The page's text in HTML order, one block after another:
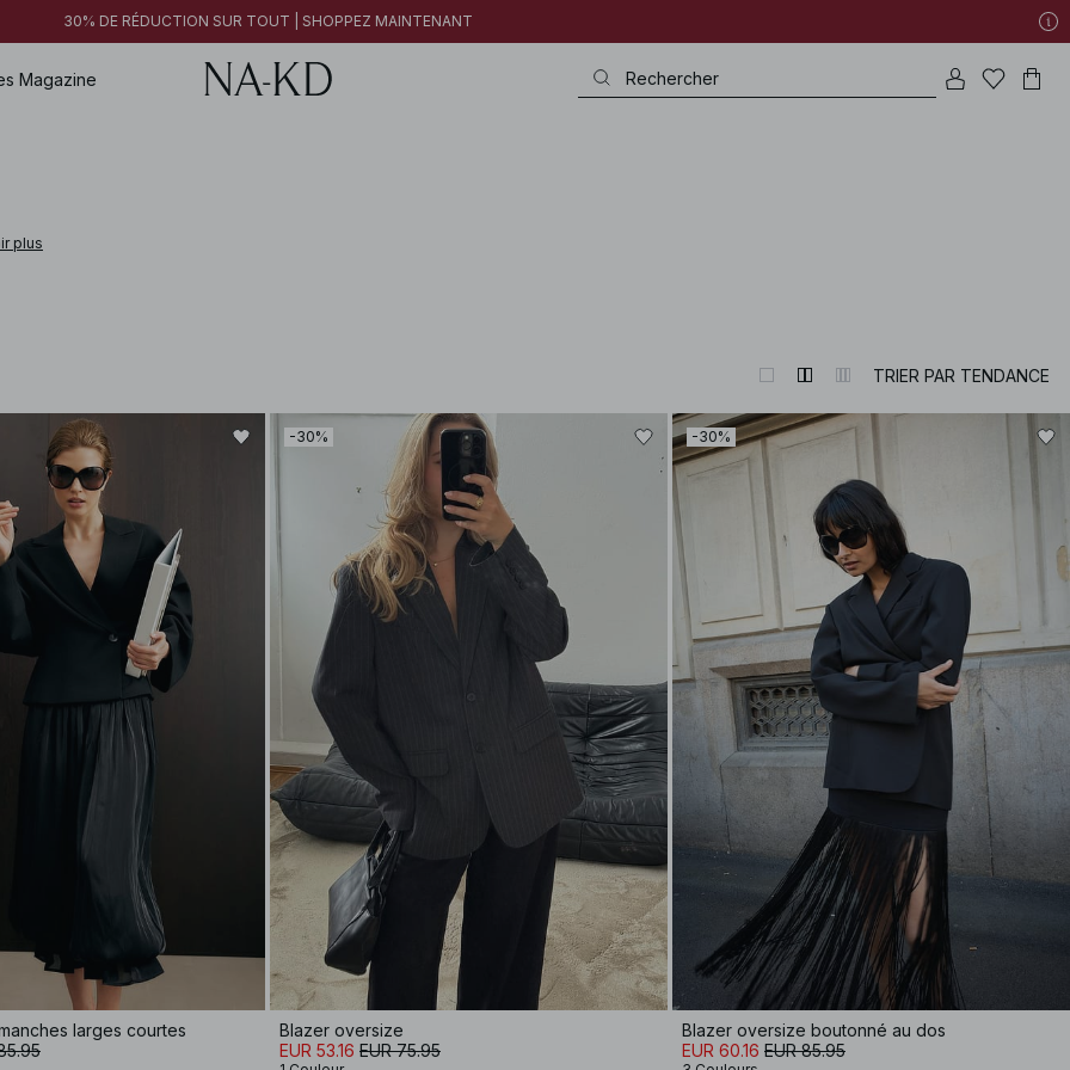
30% DE RÉDUCTION SUR TOUT | SHOPPEZ MAINTENANT
Magazine
plus
TRIER PAR TENDANCE
larges courtes
-30%
Blazer oversize
EUR 53.16 EUR 75.95
-30%
Blazer oversize boutonné au dos
EUR 60.16 EUR 85.95